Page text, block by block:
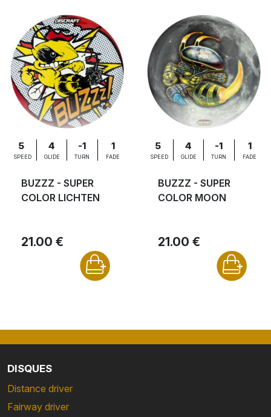
5
SPEED
4
GLIDE
-1
TURN
1
FADE
BUZZZ - SUPER
COLOR LICHTEN
21.00 €
5
SPEED
4
GLIDE
-1
TURN
1
FADE
BUZZZ - SUPER
COLOR MOON
21.00 €
DISQUES
Distance driver
Fairway driver